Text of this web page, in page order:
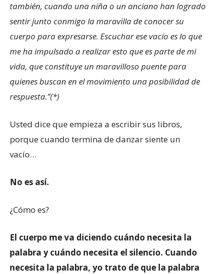
también, cuando una niña o un anciano han logrado
sentir junto conmigo la maravilla de conocer su
cuerpo para expresarse. Escuchar ese vacío es lo que
me ha impulsado a realizar esto que es parte de mi
vida, que constituye un maravilloso puente para
quienes buscan en el movimiento una posibilidad de
respuesta.”(*)
Usted dice que empieza a escribir sus libros,
porque cuando termina de danzar siente un
vacío…
No es así.
¿Cómo es?
El cuerpo me va diciendo cuándo necesita la
palabra y cuándo necesita el silencio. Cuando
necesita la palabra, yo trato de que la palabra